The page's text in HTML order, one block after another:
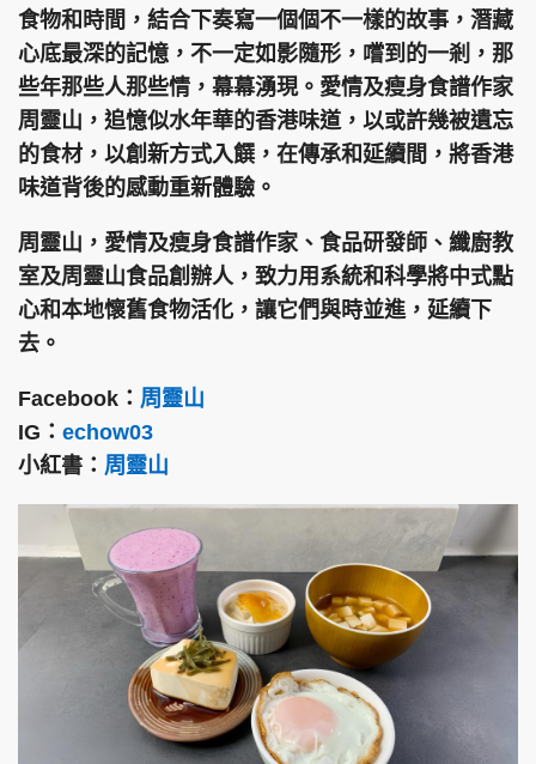
食物和時間，結合下奏寫一個個不一樣的故事，潛藏
心底最深的記憶，不一定如影隨形，嚐到的一剎，那
些年那些人那些情，幕幕湧現。愛情及瘦身食譜作家
周靈山，追憶似水年華的香港味道，以或許幾被遺忘
的食材，以創新方式入饌，在傳承和延續間，將香港
味道背後的感動重新體驗。
周靈山，愛情及瘦身食譜作家、食品研發師、纖廚教
室及周靈山食品創辦人，致力用系統和科學將中式點
心和本地懷舊食物活化，讓它們與時並進，延續下
去。
Facebook： 周靈山
IG： echow03
小紅書： 周靈山